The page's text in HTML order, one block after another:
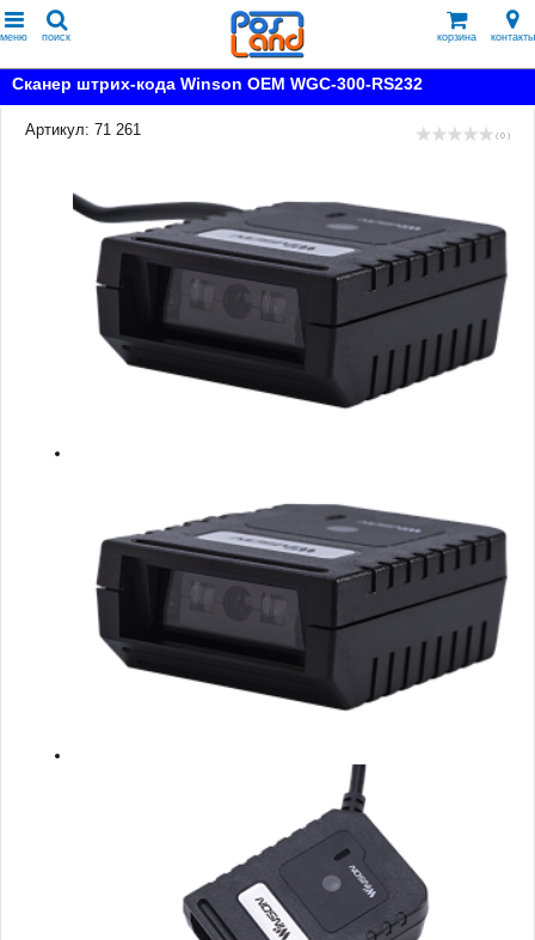
меню поиск корзина контакты
Сканер штрих-кода Winson OEM WGC-300-RS232
Артикул: 71 261 ( 0 )